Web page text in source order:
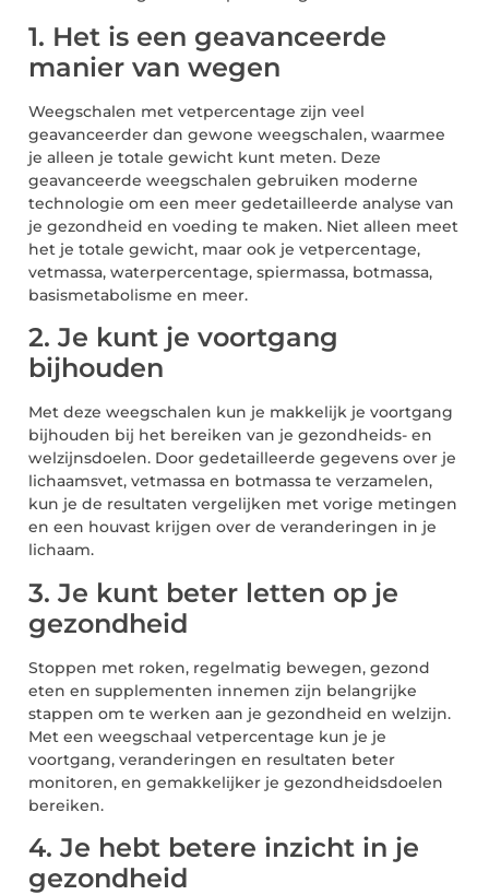
1. Het is een geavanceerde
manier van wegen
Weegschalen met vetpercentage zijn veel
geavanceerder dan gewone weegschalen, waarmee
je alleen je totale gewicht kunt meten. Deze
geavanceerde weegschalen gebruiken moderne
technologie om een meer gedetailleerde analyse van
je gezondheid en voeding te maken. Niet alleen meet
het je totale gewicht, maar ook je vetpercentage,
vetmassa, waterpercentage, spiermassa, botmassa,
basismetabolisme en meer.
2. Je kunt je voortgang
bijhouden
Met deze weegschalen kun je makkelijk je voortgang
bijhouden bij het bereiken van je gezondheids- en
welzijnsdoelen. Door gedetailleerde gegevens over je
lichaamsvet, vetmassa en botmassa te verzamelen,
kun je de resultaten vergelijken met vorige metingen
en een houvast krijgen over de veranderingen in je
lichaam.
3. Je kunt beter letten op je
gezondheid
Stoppen met roken, regelmatig bewegen, gezond
eten en supplementen innemen zijn belangrijke
stappen om te werken aan je gezondheid en welzijn.
Met een weegschaal vetpercentage kun je je
voortgang, veranderingen en resultaten beter
monitoren, en gemakkelijker je gezondheidsdoelen
bereiken.
4. Je hebt betere inzicht in je
gezondheid